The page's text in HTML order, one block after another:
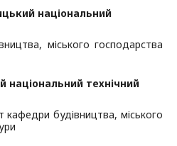
національний
міського господарства
національний технічний
будівництва, міського